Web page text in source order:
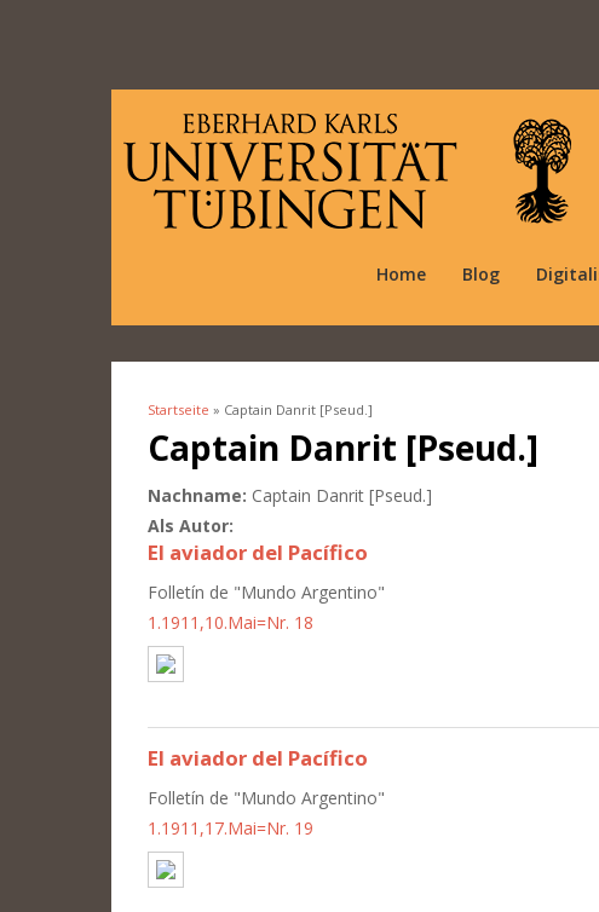
Home Blog
Sie sind hier
Startseite » Captain Danrit [Pseud.]
Captain Danrit [Pseud.]
Nachname: Captain Danrit [Pseud.]
Als Autor:
El aviador del Pacífico
Folletín de "Mundo Argentino"
1.1911,10.Mai=Nr. 18
El aviador del Pacífico
Folletín de "Mundo Argentino"
1.1911,17.Mai=Nr. 19